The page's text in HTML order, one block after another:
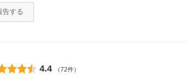
告する
4.4 （72件）